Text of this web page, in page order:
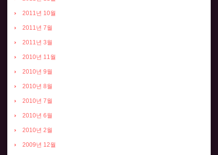
2011년 10월
2011년 7월
2011년 3월
2010년 11월
2010년 9월
2010년 8월
2010년 7월
2010년 6월
2010년 2월
2009년 12월